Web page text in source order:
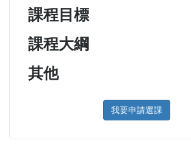
課程目標
課程大綱
其他
我要申請選課